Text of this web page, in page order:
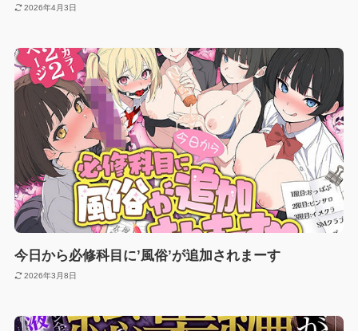
2026年4月3日
今日から必修科目に’風俗’が追加されまーす
2026年3月8日